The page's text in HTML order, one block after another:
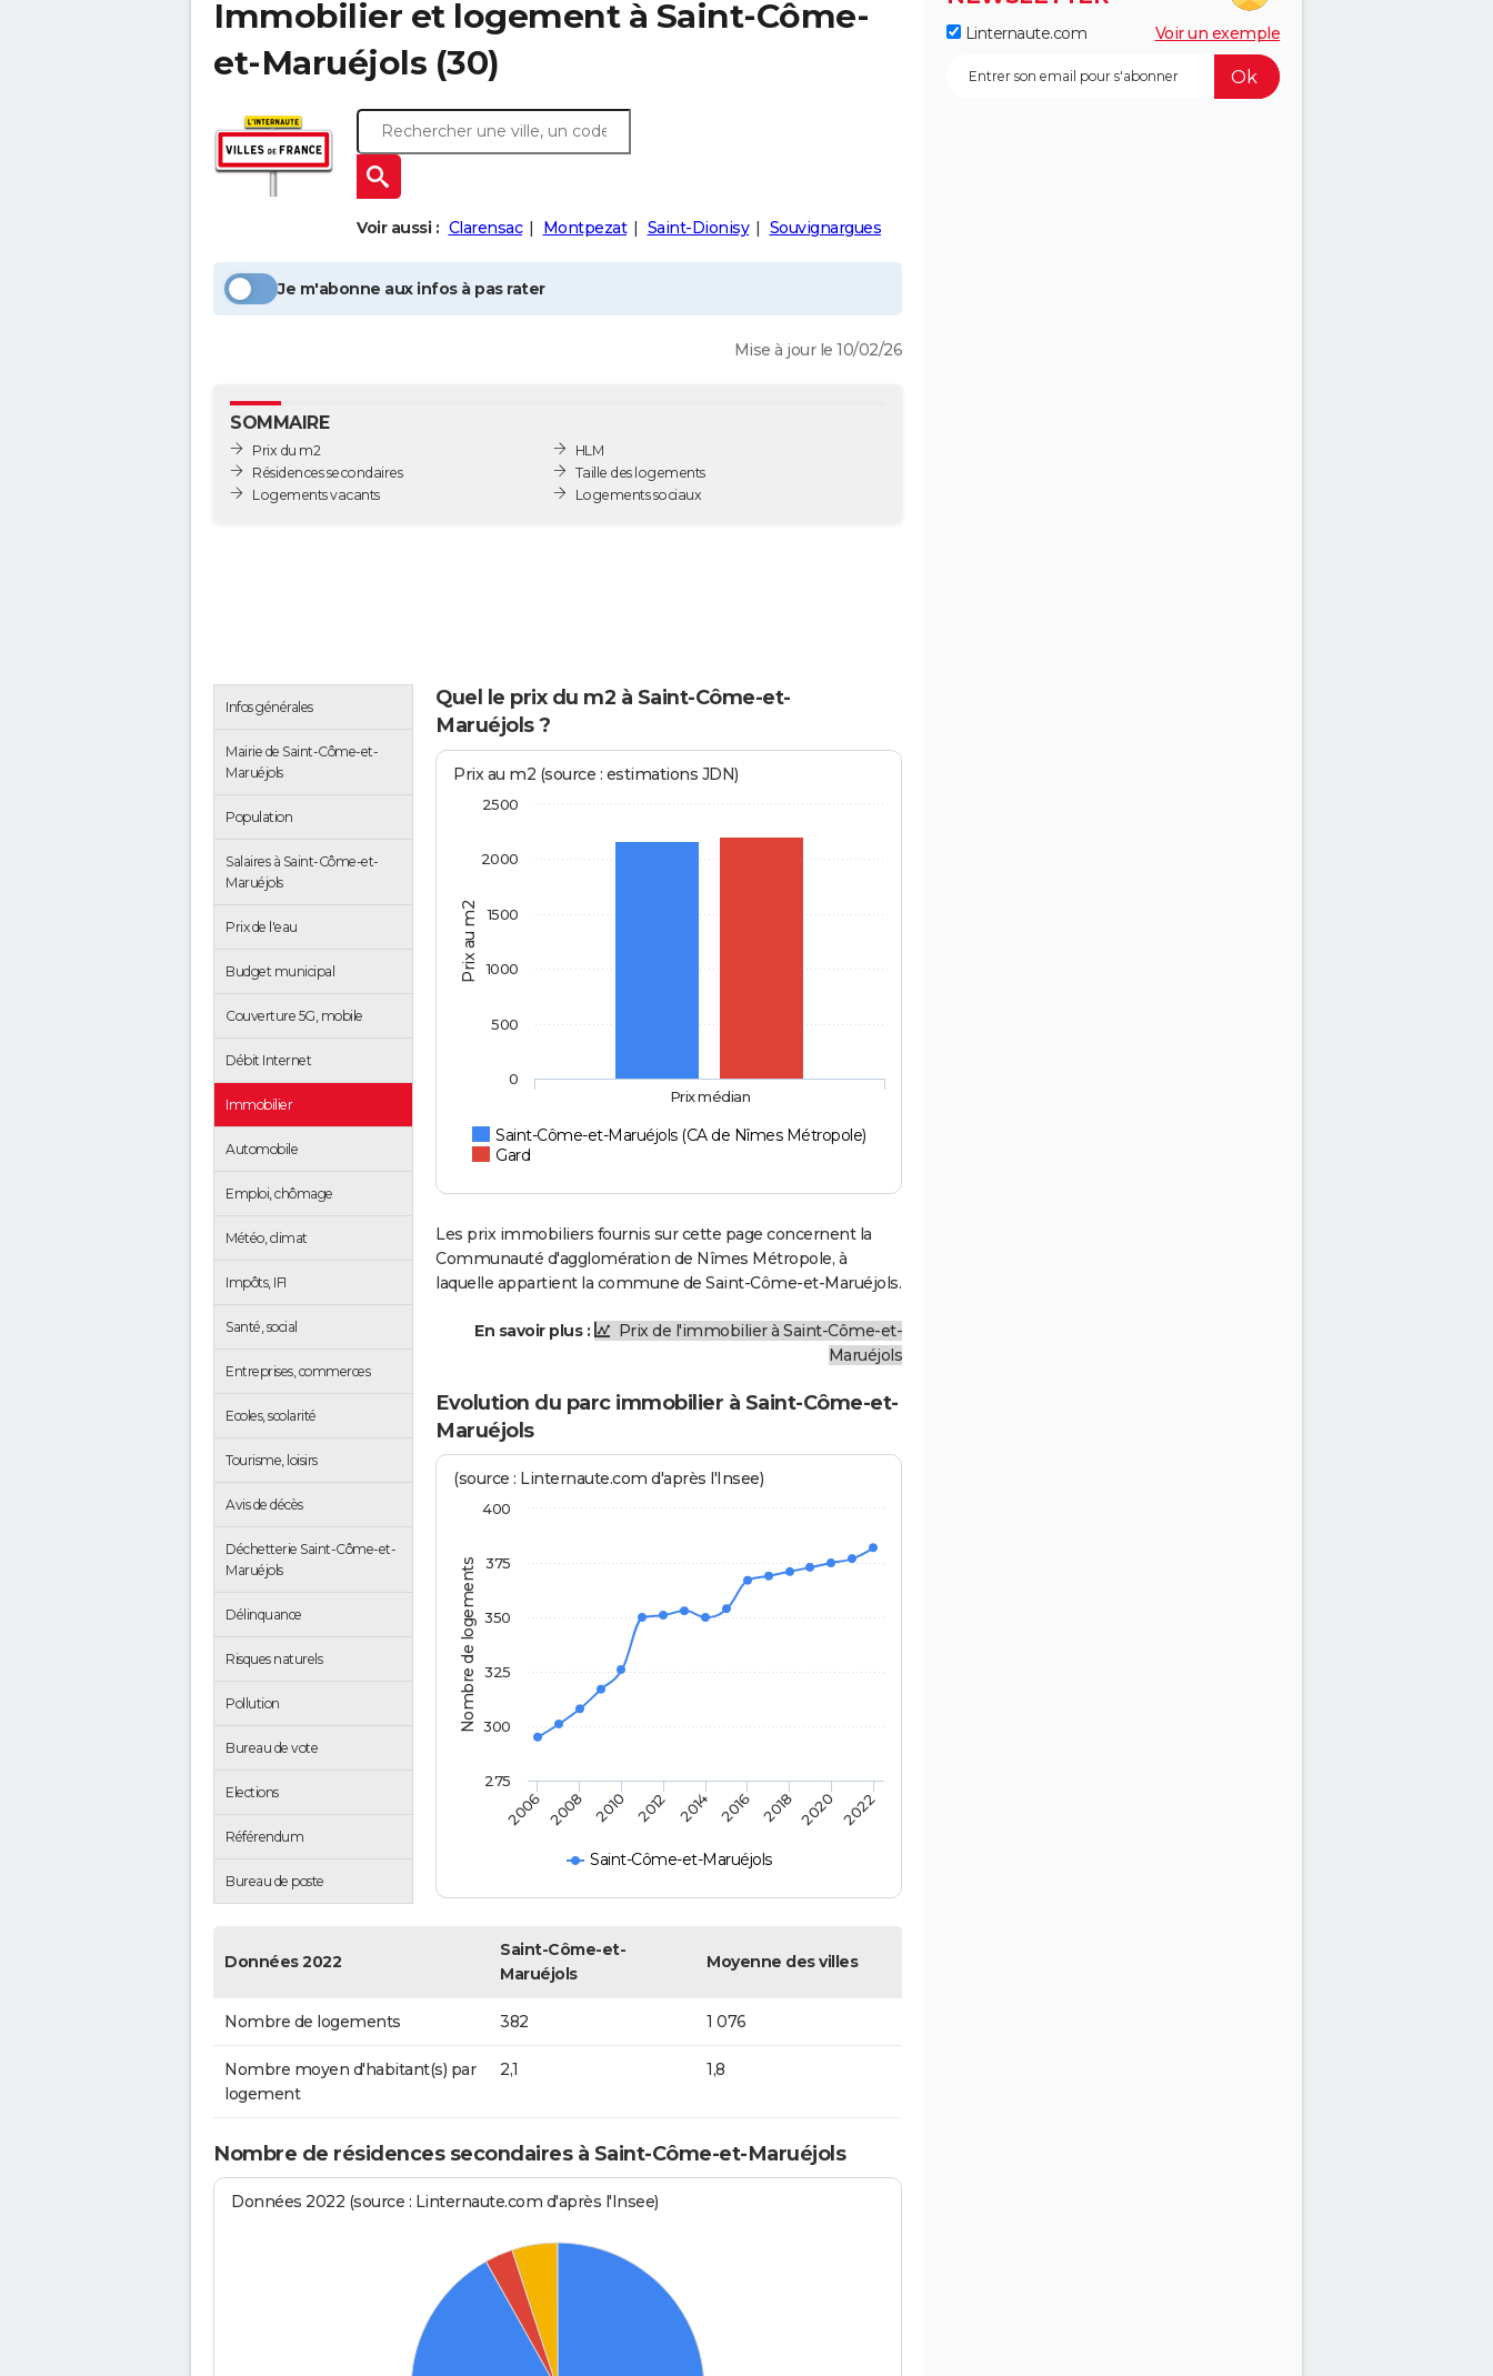
Immobilier et logement à Saint-Côme-
et-Maruéjols (30)
Voir aussi : Clarensac Montpezat Saint-Dionisy Souvignargues
Je m'abonne aux infos à pas rater
Mise à jour le 10/02/26
SOMMAIRE
Prix du m2
Résidences secondaires
Logements vacants
HLM
Taille des logements
Logements sociaux
Infos générales
Mairie de Saint-Côme-et-
Maruéjols
Population
Salaires à Saint-Côme-et-
Maruéjols
Prix de l'eau
Budget municipal
Couverture 5G, mobile
Débit Internet
Immobilier
Automobile
Emploi, chômage
Météo, climat
Impôts, IFI
Santé, social
Entreprises, commerces
Ecoles, scolarité
Tourisme, loisirs
Avis de décès
Déchetterie Saint-Côme-et-
Maruéjols
Délinquance
Risques naturels
Pollution
Bureau de vote
Elections
Référendum
Bureau de poste
Quel le prix du m2 à Saint-Côme-et-
Maruéjols ?
Prix au m2
Prix au m2 (source : estimations JDN)
Saint-Côme-et-Maruéjols (CA de Nîmes Métropole)
Gard
Prix médian
0
500
1000
1500
2000
2500
Les prix immobiliers fournis sur cette page concernent la
Communauté d'agglomération de Nîmes Métropole, à
laquelle appartient la commune de Saint-Côme-et-Maruéjols.
En savoir plus :
Prix de l'immobilier à Saint-Côme-et-
Maruéjols
Evolution du parc immobilier à Saint-Côme-et-
Maruéjols
Nombre de logements
(source : Linternaute.com d'après l'Insee)
Saint-Côme-et-Maruéjols
2006 2008 2010 2012 2014 2016 2018 2020 2022
275
300
325
350
375
400
Données 2022
Saint-Côme-et-
Maruéjols
Moyenne des villes
Nombre de logements 382 1 076
Nombre moyen d'habitant(s) par
logement
2,1 1,8
Nombre de résidences secondaires à Saint-Côme-et-Maruéjols
Données 2022 (source : Linternaute.com d'après l'Insee)
Linternaute.com Voir un exemple